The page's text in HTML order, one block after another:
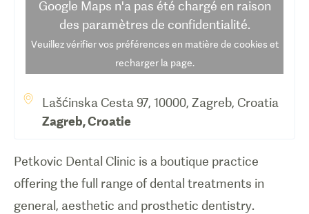
Google Maps n'a pas été chargé en raison
des paramètres de confidentialité.
Veuillez vérifier vos préférences en matière de cookies et
recharger la page.
Lašćinska Cesta 97, 10000, Zagreb, Croatia
Zagreb,Croatie
Petkovic Dental Clinic is a boutique practice
offering the full range of dental treatments in
general, aesthetic and prosthetic dentistry.